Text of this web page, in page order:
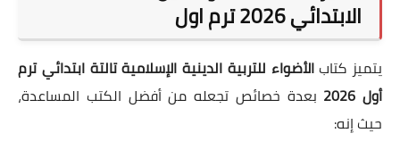
الابتدائي 2026 ترم اول
يتميز كتابالأضواء للتربية الدينية الإسلامية تالتة ابتدائي ترم
أول 2026
بعدة خصائص تجعله من أفضل الكتب المساعدة،
حيث إنه: